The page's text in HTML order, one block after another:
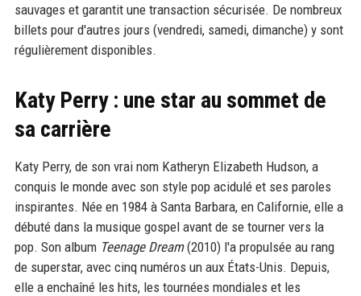
sauvages et garantit une transaction sécurisée. De nombreux
billets pour d'autres jours (vendredi, samedi, dimanche) y sont
régulièrement disponibles.
Katy Perry : une star au sommet de
sa carrière
Katy Perry, de son vrai nom Katheryn Elizabeth Hudson, a
conquis le monde avec son style pop acidulé et ses paroles
inspirantes. Née en 1984 à Santa Barbara, en Californie, elle a
débuté dans la musique gospel avant de se tourner vers la
pop. Son album Teenage Dream(2010) l'a propulsée au rang
de superstar, avec cinq numéros un aux États-Unis. Depuis,
elle a enchaîné les hits, les tournées mondiales et les